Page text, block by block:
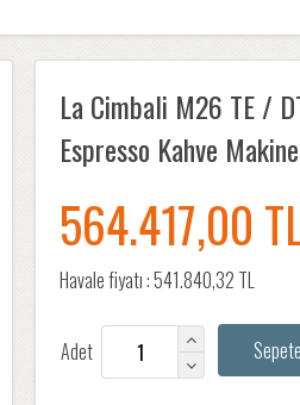
La Cimbali M26 TE /
Espresso Kahve
564.417,00
Havale fiyatı :541.840,32 TL
Adet